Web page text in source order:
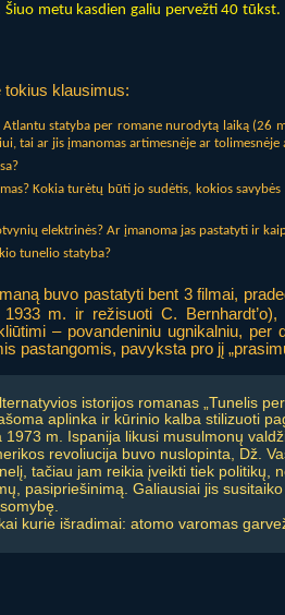
Šiuo metu kasdien galiu pervežti 40
tokius klausimus:
statyba per romane nurodytą laiką (26
tai ar jis įmanomas artimesnėje ar tolimesnėje
Kokia turėtų būti jo sudėtis, kokios
elektrinės? Ar įmanoma jas pastatyti ir
tunelio statyba?
buvo pastatyti bent 3 filmai,
m. ir režisuoti C.
– povandeniniu ugnikalniu,
pastangomis, pavyksta pro jį
istorijos romanas „Tunelis
aplinka ir kūrinio kalba stilizuoti
1973 m. Ispanija likusi musulmonų
revoliucija buvo nuslopinta, Dž.
tačiau jam reikia įveikti tiek politikų,
pasipriešinimą. Galiausiai jis
kurie išradimai: atomo varomas